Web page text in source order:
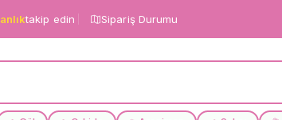
anlıktakip edin Sipariş Durumu